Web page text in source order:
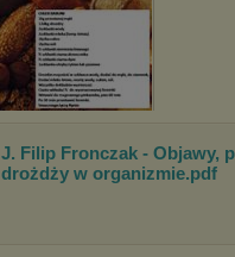
J. Filip Fronczak - Objawy,
drożdży w organizmie.pdf